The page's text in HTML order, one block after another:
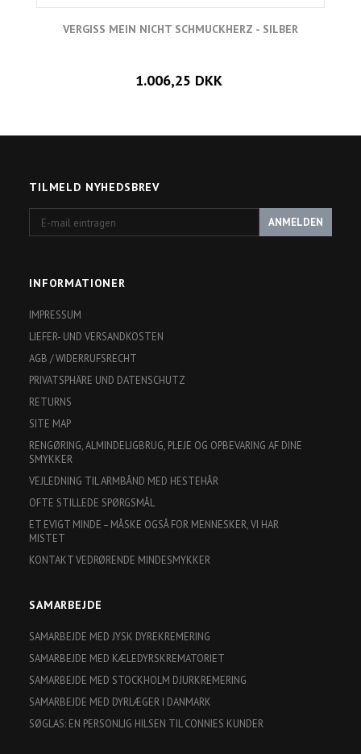
VERGISS MEIN NICHT SCHMUCKHERZ - SILBER
1.006,25 DKK
TILMELD NYHEDSBREV
mail
ANMELDEN
INFORMATIONER
IMPRESSUM
LIEFER- UND VERSANDKOSTEN
AGB / WIDERRUFSRECHT
PRIVATSPHÄRE UND DATENSCHUTZ
RETURNS
SITE MAP
RENGØRING, ALMINDELIGBRUG, PLEJE OG OPBEVARING AF DINE
SMYKKER
VEJLEDNING TIL ARMBÅND MED HESTEHÅR
OFTE STILLEDE SPØRGSMÅL
ET EVIGT MINDE – MÅSKE OGSÅ FOR MENNESKER, VI HAR
MISTET
KONTAKT VEDRØRENDE MINDESMYKKER
SAMARBEJDE
SAMARBEJDE MED JYSK DYREKREMERING
SAMARBEJDE MED KÆLEDYRSKREMATORIET
SAMARBEJDE MED STOCKHOLM DJURKREMERING
SAMARBEJDE MED DYRLÆGER I DANMARK
SØGLAS: EN PERSONLIG HILSEN TIL CONNIES KUNDER